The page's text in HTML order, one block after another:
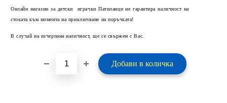
Онлайн магазин за детски играчки Патиланци не гарантира наличност на
стоката към момента на приключване на поръчката!
В случай на изчерпана наличност, ще се свържем с Вас.